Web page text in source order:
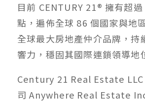
目前 CENTURY 21® 擁有超
點，遍佈全球 86 個國家與地
全球最大房地產仲介品牌，持
響力，穩固其國際連鎖領導地
Century 21 Real Estate LLC
司 Anywhere Real Estate